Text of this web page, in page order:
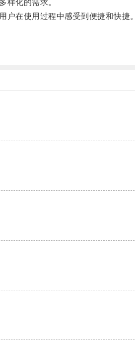
化的需求。
在使用过程中感受到便捷和快捷。